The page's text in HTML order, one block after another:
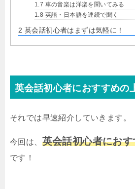
1.7 車の音楽は洋楽を聞いてみる
1.8 英語・日本語を連続で聞く
2 英会話初心者はまずは気軽に！
英会話初心者におすすめの
それでは早速紹介していきます。
今回は、 英会話初心者にお
です！